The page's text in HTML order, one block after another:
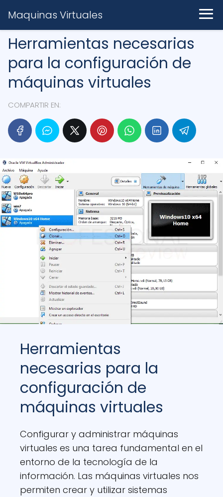
Maquinas Virtuales
Herramientas necesarias
para la configuración de
máquinas virtuales
COMPARTIR EN:
Herramientas
necesarias para la
configuración de
máquinas virtuales
Configurar y administrar máquinas
virtuales es una tarea fundamental en el
entorno de la tecnología de la
información. Las máquinas virtuales nos
permiten crear y utilizar sistemas